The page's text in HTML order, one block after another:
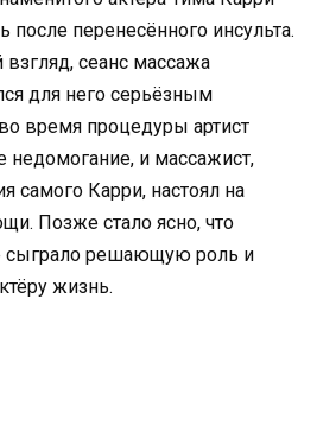
после перенесённого инсульта.
сеанс массажа
для него серьёзным
время процедуры артист
недомогание, и массажист,
самого Карри, настоял на
Позже стало ясно, что
сыграло решающую роль и
жизнь.